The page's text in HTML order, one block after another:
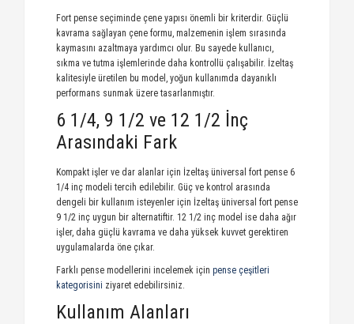
Fort pense seçiminde çene yapısı önemli bir kriterdir. Güçlü
kavrama sağlayan çene formu, malzemenin işlem sırasında
kaymasını azaltmaya yardımcı olur. Bu sayede kullanıcı,
sıkma ve tutma işlemlerinde daha kontrollü çalışabilir. İzeltaş
kalitesiyle üretilen bu model, yoğun kullanımda dayanıklı
performans sunmak üzere tasarlanmıştır.
6 1/4, 9 1/2 ve 12 1/2 İnç
Arasındaki Fark
Kompakt işler ve dar alanlar için İzeltaş üniversal fort pense 6
1/4 inç modeli tercih edilebilir. Güç ve kontrol arasında
dengeli bir kullanım isteyenler için İzeltaş üniversal fort pense
9 1/2 inç uygun bir alternatiftir. 12 1/2 inç model ise daha ağır
işler, daha güçlü kavrama ve daha yüksek kuvvet gerektiren
uygulamalarda öne çıkar.
Farklı pense modellerini incelemek için pense çeşitleri
kategorisini ziyaret edebilirsiniz.
Kullanım Alanları